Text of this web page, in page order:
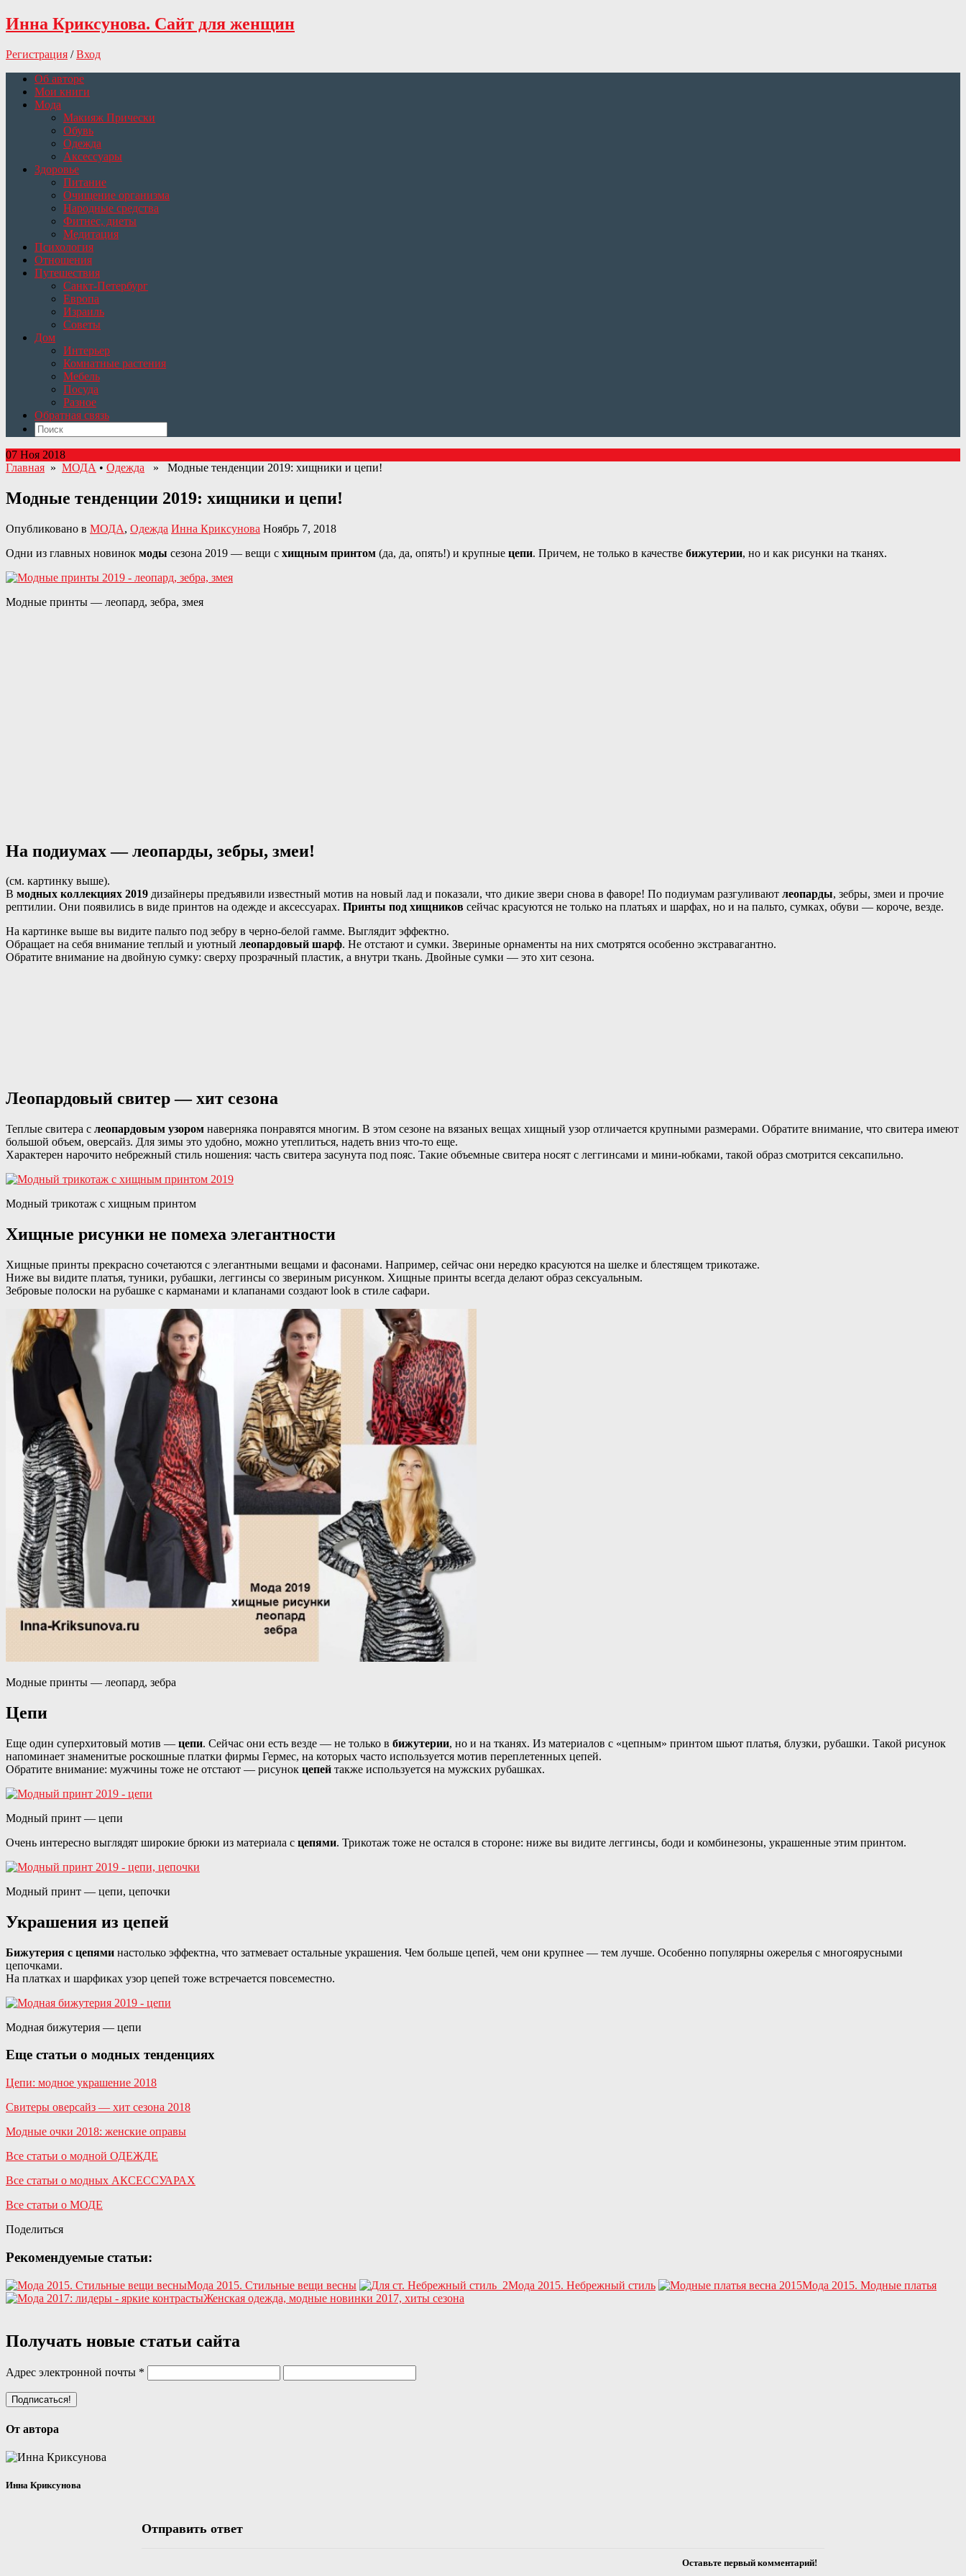
Инна Криксунова. Сайт для женщин
Регистрация /Вход
Об авторе
Мои книги
Мода
Макияж Прически
Обувь
Одежда
Аксессуары
Здоровье
Питание
Очищение организма
Народные средства
Фитнес, диеты
Медитация
Психология
Отношения
Путешествия
Санкт-Петербург
Европа
Израиль
Советы
Дом
Интерьер
Комнатные растения
Мебель
Посуда
Разное
Обратная связь
07 Ноя 2018
Главная » МОДА • Одежда » Модные тенденции 2019: хищники и цепи!
Модные тенденции 2019: хищники и цепи!
Опубликовано в МОДА, Одежда Инна Криксунова Ноябрь 7, 2018
Одни из главных новинок моды сезона 2019 — вещи с хищным принтом (да, да, опять!) и крупные цепи. Причем, не только в качестве бижутерии, но и как рисунки на тканях.
Модные принты — леопард, зебра, змея
На подиумах — леопарды, зебры, змеи!
(см. картинку выше).
В модных коллекциях 2019 дизайнеры предъявили известный мотив на новый лад и показали, что дикие звери снова в фаворе! По подиумам разгуливают леопарды, зебры, змеи и прочие
рептилии. Они появились в виде принтов на одежде и аксессуарах. Принты под хищников сейчас красуются не только на платьях и шарфах, но и на пальто, сумках, обуви — короче, везде.
На картинке выше вы видите пальто под зебру в черно-белой гамме. Выглядит эффектно.
Обращает на себя внимание теплый и уютный леопардовый шарф. Не отстают и сумки. Звериные орнаменты на них смотрятся особенно экстравагантно.
Обратите внимание на двойную сумку: сверху прозрачный пластик, а внутри ткань. Двойные сумки — это хит сезона.
Леопардовый свитер — хит сезона
Теплые свитера с леопардовым узором наверняка понравятся многим. В этом сезоне на вязаных вещах хищный узор отличается крупными размерами. Обратите внимание, что свитера имеют
большой объем, оверсайз. Для зимы это удобно, можно утеплиться, надеть вниз что-то еще.
Характерен нарочито небрежный стиль ношения: часть свитера засунута под пояс. Такие объемные свитера носят с леггинсами и мини-юбками, такой образ смотрится сексапильно.
Модный трикотаж с хищным принтом
Хищные рисунки не помеха элегантности
Хищные принты прекрасно сочетаются с элегантными вещами и фасонами. Например, сейчас они нередко красуются на шелке и блестящем трикотаже.
Ниже вы видите платья, туники, рубашки, леггинсы со звериным рисунком. Хищные принты всегда делают образ сексуальным.
Зебровые полоски на рубашке с карманами и клапанами создают look в стиле сафари.
Модные принты — леопард, зебра
Цепи
Еще один суперхитовый мотив — цепи. Сейчас они есть везде — не только в бижутерии, но и на тканях. Из материалов с «цепным» принтом шьют платья, блузки, рубашки. Такой рисунок
напоминает знаменитые роскошные платки фирмы Гермес, на которых часто используется мотив переплетенных цепей.
Обратите внимание: мужчины тоже не отстают — рисунок цепей также используется на мужских рубашках.
Модный принт — цепи
Очень интересно выглядят широкие брюки из материала с цепями. Трикотаж тоже не остался в стороне: ниже вы видите леггинсы, боди и комбинезоны, украшенные этим принтом.
Модный принт — цепи, цепочки
Украшения из цепей
Бижутерия с цепями настолько эффектна, что затмевает остальные украшения. Чем больше цепей, чем они крупнее — тем лучше. Особенно популярны ожерелья с многоярусными
цепочками.
На платках и шарфиках узор цепей тоже встречается повсеместно.
Модная бижутерия — цепи
Еще статьи о модных тенденциях
Цепи: модное украшение 2018
Свитеры оверсайз — хит сезона 2018
Модные очки 2018: женские оправы
Все статьи о модной ОДЕЖДЕ
Все статьи о модных АКСЕССУАРАХ
Все статьи о МОДЕ
Поделиться
Рекомендуемые статьи:
Мода 2015. Стильные вещи весны Мода 2015. Небрежный стиль
Мода 2015. Модные платья
Женская одежда, модные новинки 2017, хиты сезона
Получать новые статьи сайта
Адрес электронной почты *
От автора
Инна Криксунова
Отправить ответ
Оставьте первый комментарий!